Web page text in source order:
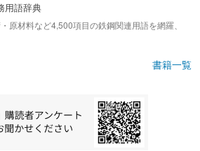
用語辞典
原材料など4,500項目の鉄鋼関連用語を網羅、
書籍一覧